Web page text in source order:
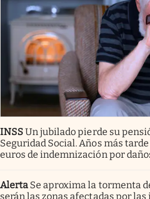
INSSUn jubilado pierde su
Seguridad Social. Años más
euros de indemnización por
Alerta Se aproxima la tormenta
serán las zonas afectadas por